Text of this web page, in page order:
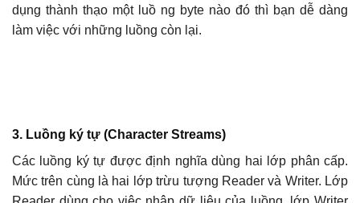
dụng thành thạo một luồ ng byte nào đó thì bạn dễ dàng
làm việc với những luồng còn lại.
3. Luồng ký tự (Character Streams)
Các luồng ký tự được định nghĩa dùng hai lớp phân cấp.
Mức trên cùng là hai lớp trừu tượng Reader và Writer. Lớp